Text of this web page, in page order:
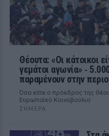
Θέουτα: «Οι κάτοικοι
γεμάτοι αγωνία» ‑
παραμένουν στην
Όσα είπε ο πρόεδρος της
Ευρωπαϊκό Κοινοβούλιο
ΣΉΜΕΡΑ